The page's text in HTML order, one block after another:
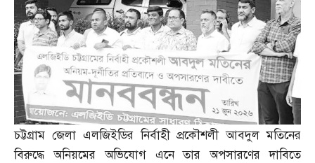
চট্টগ্রাম জেলা এলজিইডির নির্বাহী প্রকৌশলী আবদুল মতিনের
বিরুদ্ধে অনিয়মের অভিযোগ এনে তার অপসারণের দাবিতে